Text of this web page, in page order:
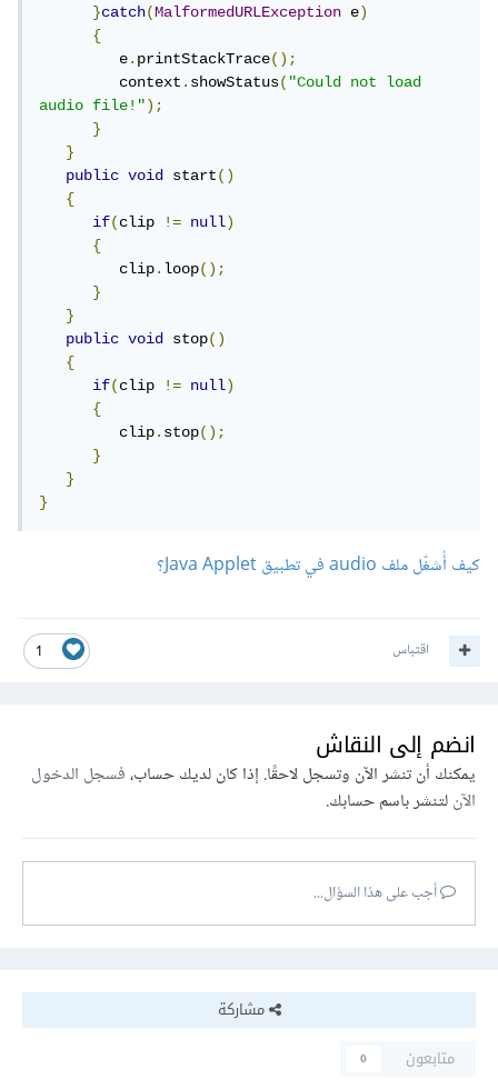
}catch(MalformedURLException e)
{
         e
.printStackTrace();
         context
.showStatus("Could not load
audio file!");
}
}
public
void start()
{
if(clip != null)
{
         clip
.loop();
}
}
public
void stop()
{
if(clip != null)
{
         clip
.stop();
}
}
}
كيف أُشغّل ملف audio في تطبيق Java Applet؟
1 اقتباس
انضم إلى النقاش
يمكنك أن تنشر الآن وتسجل لاحقًا. إذا كان لديك حساب،فسجل الدخول
الآنلتنشر باسم حسابك.
أجب على هذا السؤال...
مشاركة
متابعون
0